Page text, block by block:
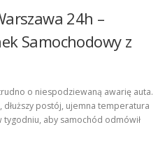
24h –
Samochodowy z
o niespodziewaną awarię auta.
postój, ujemna temperatura
aby samochód odmówił